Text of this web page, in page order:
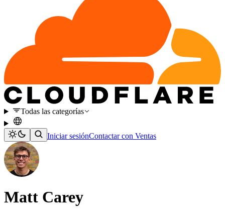
Todas las categorías
Iniciar sesiónContactar con Ventas
Matt Carey